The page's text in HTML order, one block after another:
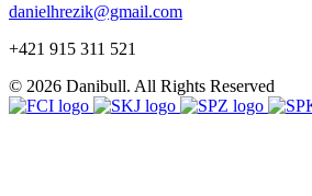
danielhrezik@gmail.com
+421 915 311 521
© 2026 Danibull. All Rights Reserved